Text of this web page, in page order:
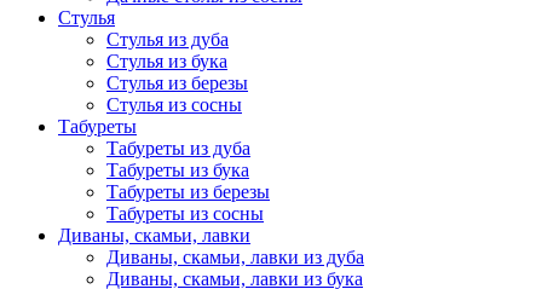
Стулья
Стулья из дуба
Стулья из бука
Стулья из березы
Стулья из сосны
Табуреты
Табуреты из дуба
Табуреты из бука
Табуреты из березы
Табуреты из сосны
Диваны, скамьи, лавки
Диваны, скамьи, лавки из дуба
Диваны, скамьи, лавки из бука